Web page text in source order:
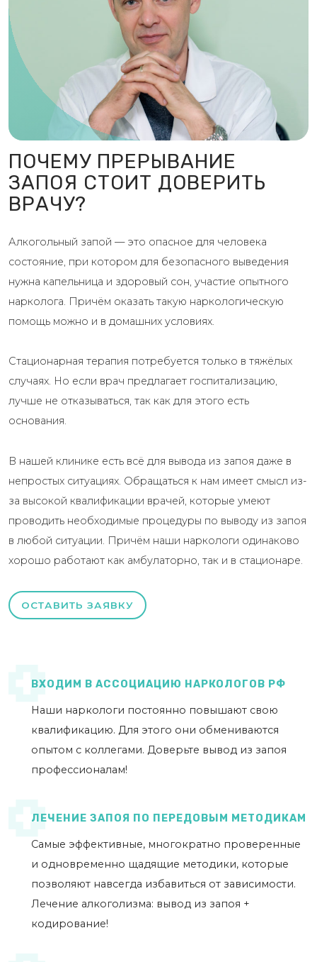
ПОЧЕМУ ПРЕРЫВАНИЕ
ЗАПОЯ СТОИТ ДОВЕРИТЬ
ВРАЧУ?
Алкогольный запой — это опасное для человека
состояние, при котором для безопасного выведения
нужна капельница и здоровый сон, участие опытного
нарколога. Причём оказать такую наркологическую
помощь можно и в домашних условиях.
Стационарная терапия потребуется только в тяжёлых
случаях. Но если врач предлагает госпитализацию,
лучше не отказываться, так как для этого есть
основания.
В нашей клинике есть всё для вывода из запоя даже в
непростых ситуациях. Обращаться к нам имеет смысл из-
за высокой квалификации врачей, которые умеют
проводить необходимые процедуры по выводу из запоя
в любой ситуации. Причём наши наркологи одинаково
хорошо работают как амбулаторно, так и в стационаре.
ОСТАВИТЬ ЗАЯВКУ
ВХОДИМ В АССОЦИАЦИЮ НАРКОЛОГОВ РФ
Наши наркологи постоянно повышают свою
квалификацию. Для этого они обмениваются
опытом с коллегами. Доверьте вывод из запоя
профессионалам!
ЛЕЧЕНИЕ ЗАПОЯ ПО ПЕРЕДОВЫМ МЕТОДИКАМ
Самые эффективные, многократно проверенные
и одновременно щадящие методики, которые
позволяют навсегда избавиться от зависимости.
Лечение алкоголизма: вывод из запоя +
кодирование!